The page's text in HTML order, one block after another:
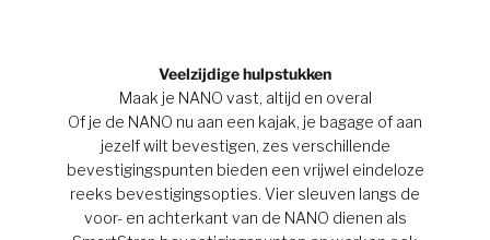
Veelzijdige hulpstukken
Maak je NANO vast, altijd en overal
Of je de NANO nu aan een kajak, je bagage of aan
jezelf wilt bevestigen, zes verschillende
bevestigingspunten bieden een vrijwel eindeloze
reeks bevestigingsopties. Vier sleuven langs de
voor- en achterkant van de NANO dienen als